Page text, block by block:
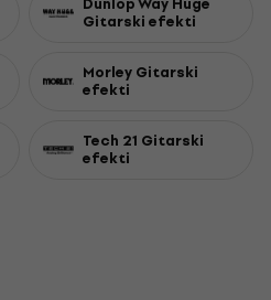
Gitarski efekti
Morley Gitarski
efekti
Tech 21 Gitarski
efekti